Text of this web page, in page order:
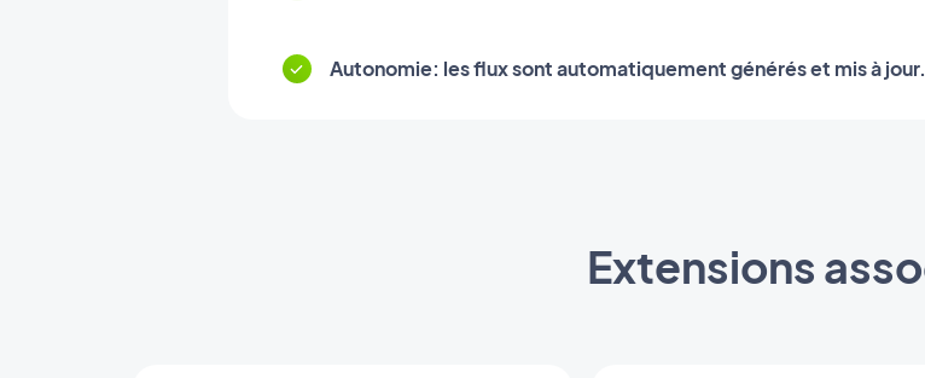
Autonomie: les flux sont automatiquement générés et mis à
Extensions